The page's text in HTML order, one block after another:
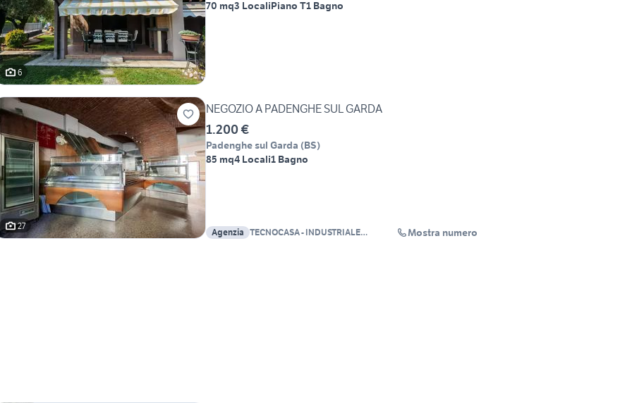
6
70 mq3 LocaliPiano T1 Bagno
27
NEGOZIO A PADENGHE SUL GARDA
1.200 €
Padenghe sul Garda (BS)
85 mq4 Locali1 Bagno
Agenzia TECNOCASA - INDUSTRIALE
Mostra numero